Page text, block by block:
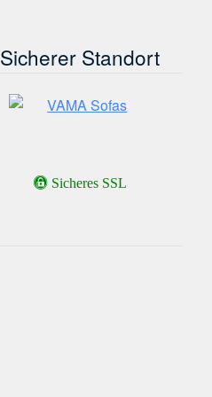
Sicherer Standort
Sicheres SSL